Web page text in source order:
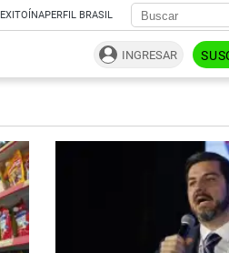
EXITOÍNAPERFIL BRASIL
INGRESAR